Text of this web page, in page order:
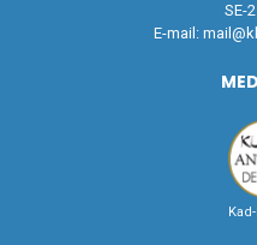
SE-
E-mail: